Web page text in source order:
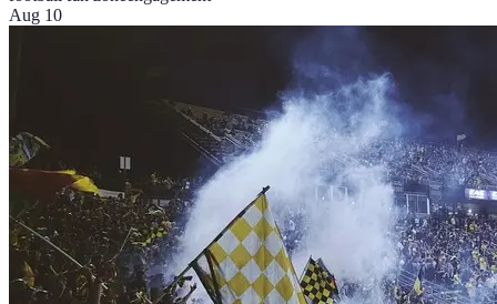
Aug 10